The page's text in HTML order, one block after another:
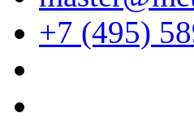
+7 (495)